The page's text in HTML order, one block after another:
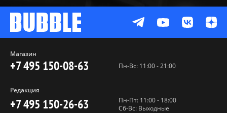
Магазин
+7 495 150-08-63 Пн-Вс: 11:00 - 21:00
Редакция
+7 495 150-26-63
Пн-Пт: 11:00 - 18:00
Сб-Вс: Выходные